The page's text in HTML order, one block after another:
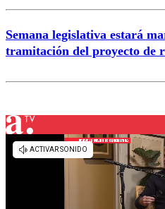
Semana legislativa estará
tramitación del proyecto de